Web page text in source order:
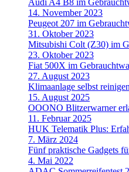
Audi A4 B8 im
14. November 2023
Peugeot 207 im
31. Oktober 2023
Mitsubishi Colt (Z30) im
23. Oktober 2023
Fiat 500X im
27. August 2023
Klimaanlage selbst
15. August 2025
OOONO Blitzerwarner
11. Februar 2025
HUK Telematik Plus:
7. März 2024
Fünf praktische Gadgets
4. Mai 2022